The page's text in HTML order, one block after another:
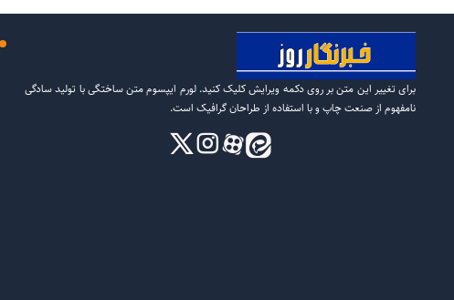
برای تغییر این متن بر روی دکمه ویرایش کلیک کنید. لورم ایپسوم متن ساختگی با تولید سادگی
نامفهوم از صنعت چاپ و با استفاده از طراحان گرافیک است.